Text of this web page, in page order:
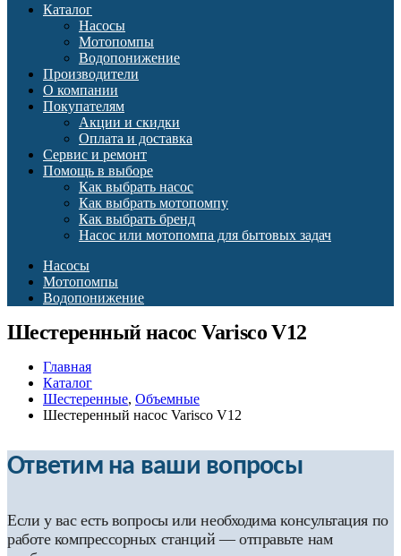
Каталог
Насосы
Мотопомпы
Водопонижение
Производители
О компании
Покупателям
Акции и скидки
Оплата и доставка
Сервис и ремонт
Помощь в выборе
Как выбрать насос
Как выбрать мотопомпу
Как выбрать бренд
Насос или мотопомпа для бытовых задач
Насосы
Мотопомпы
Водопонижение
Шестеренный насос Varisco V12
Главная
Каталог
Шестеренные, Объемные
Шестеренный насос Varisco V12
Ответим на ваши вопросы
Если у вас есть вопросы или необходима консультация по
работе компрессорных станций — отправьте нам